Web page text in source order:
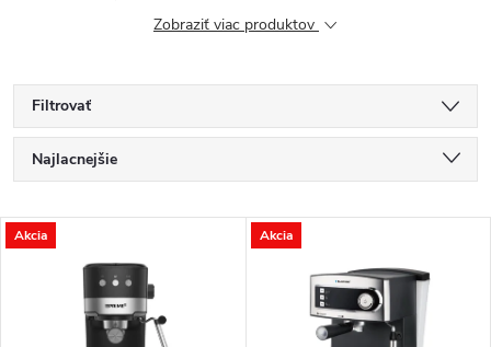
Zobraziť viac produktov
Filtrovať
R
a
Najlacnejšie
Najpredávanejšie
Abecedne
V
Akcia Akcia